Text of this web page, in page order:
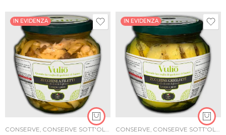
IN EVIDENZA
CONSERVE, CONSERVE SOTT'OLIO
IN EVIDENZA
CONSERVE, CONSERVE SOTT'OLIO